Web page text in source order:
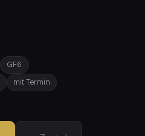
GF6
mit Termin